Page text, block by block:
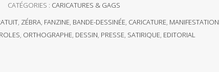
CATÉGORIES : CARICATURES & GAGS
, ZÉBRA, FANZINE, BANDE-DESSINÉE, CARICATURE, MANIFESTATION
, ORTHOGRAPHE, DESSIN, PRESSE, SATIRIQUE, EDITORIAL